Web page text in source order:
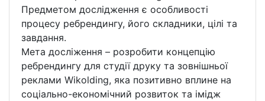
Предметом дослідження є особливості
процесу ребрендингу, його складники, цілі та
завдання.
Мета досліження – розробити концепцію
ребрендингу для студії друку та зовнішньої
реклами Wikolding, яка позитивно вплине на
соціально-економічний розвиток та імідж